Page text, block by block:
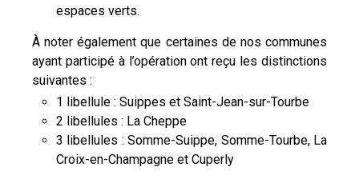
espaces verts.
À noter également que certaines de nos communes
ayant participé à l’opération ont reçu les distinctions
suivantes :
1 libellule : Suippes et Saint-Jean-sur-Tourbe
2 libellules : La Cheppe
3 libellules : Somme-Suippe, Somme-Tourbe, La
Croix-en-Champagne et Cuperly